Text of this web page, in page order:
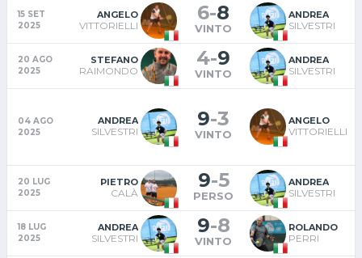
15 SET
2025
ANGELO
VITTORIELLI
6-8
VINTO
ANDREA
SILVESTRI
20 AGO
2025
STEFANO
RAIMONDO
4-9
VINTO
ANDREA
SILVESTRI
04 AGO
2025
ANDREA
SILVESTRI
9-3
VINTO
ANGELO
VITTORIELLI
20 LUG
2025
PIETRO
CALÀ
9-5
PERSO
ANDREA
SILVESTRI
18 LUG
2025
ANDREA
SILVESTRI
9-8
VINTO
ROLANDO
PERRI